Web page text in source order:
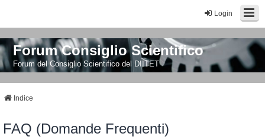
Login
Forum Consiglio Scientifico
Forum del Consiglio Scientifico del DIITET
Indice
FAQ (Domande Frequenti)